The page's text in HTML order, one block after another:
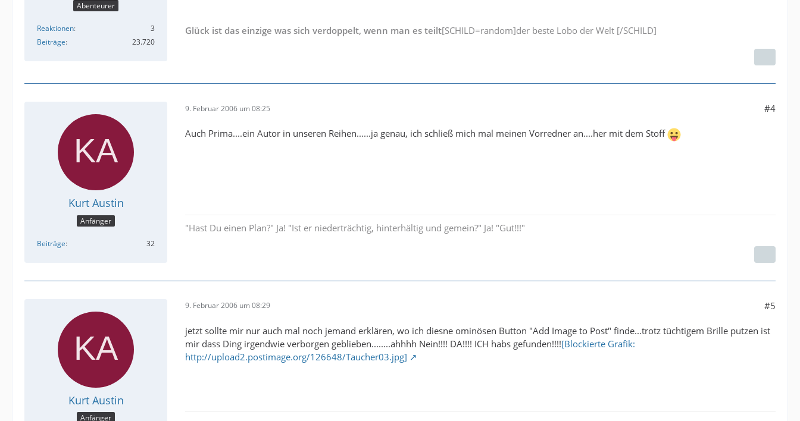
Abenteurer
Reaktionen
3
Beiträge
23.720
Glück ist das einzige was sich verdoppelt, wenn man es teilt[SCHILD=random]der beste Lobo der Welt [/SCHILD]
Kurt Austin
Anfänger
Beiträge 32
9. Februar 2006 um 08:25 #4
Auch Prima....ein Autor in unseren Reihen......ja genau, ich schließ mich mal meinen Vorredner an....her mit dem Stoff
"Hast Du einen Plan?" Ja! "Ist er niederträchtig, hinterhältig und gemein?" Ja! "Gut!!!"
Kurt Austin
Anfänger
9. Februar 2006 um 08:29 #5
jetzt sollte mir nur auch mal noch jemand erklären, wo ich diesne ominösen Button "Add Image to Post" finde...trotz tüchtigem Brille putzen ist
mir dass Ding irgendwie verborgen geblieben........ahhhh Nein!!!! DA!!!! ICH habs gefunden!!!![Blockierte Grafik:
http://upload2.postimage.org/126648/Taucher03.jpg]